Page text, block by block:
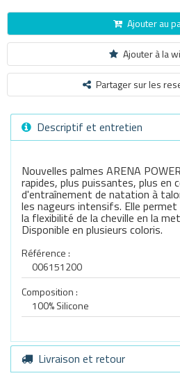
Ajouter au
Ajouter à la
Partager sur les
Descriptif et entretien
Nouvelles palmes ARENA
rapides, plus puissantes, plus en
d'entraînement de natation à
les nageurs intensifs. Elle
la flexibilité de la cheville en la
Disponible en plusieurs coloris.
Référence :
006151200
Composition :
100% Silicone
Livraison et retour